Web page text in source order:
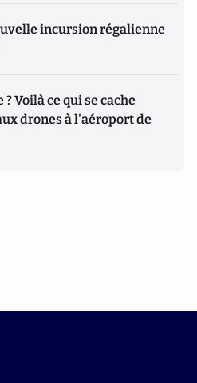
incursion régalienne
Voilà ce qui se cache
drones à l'aéroport de